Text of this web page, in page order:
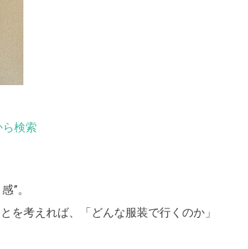
検索
”。
を考えれば、「どんな服装で行くのか」